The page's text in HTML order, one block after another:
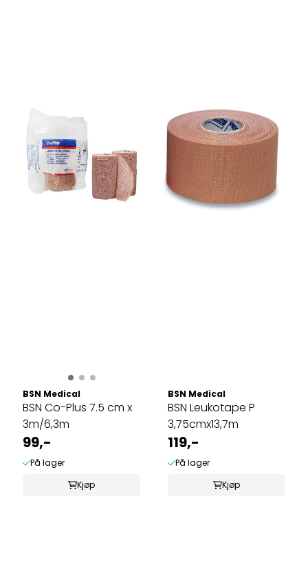
BSN Medical
BSN Co-Plus 7.5 cm x
3m/6,3m
99,-
På lager
Kjøp
BSN Medical
BSN Leukotape P
3,75cmx13,7m
119,-
På lager
Kjøp